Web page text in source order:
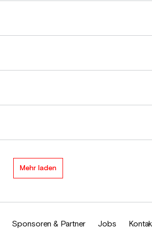
Mehr laden
Sponsoren & Partner Jobs